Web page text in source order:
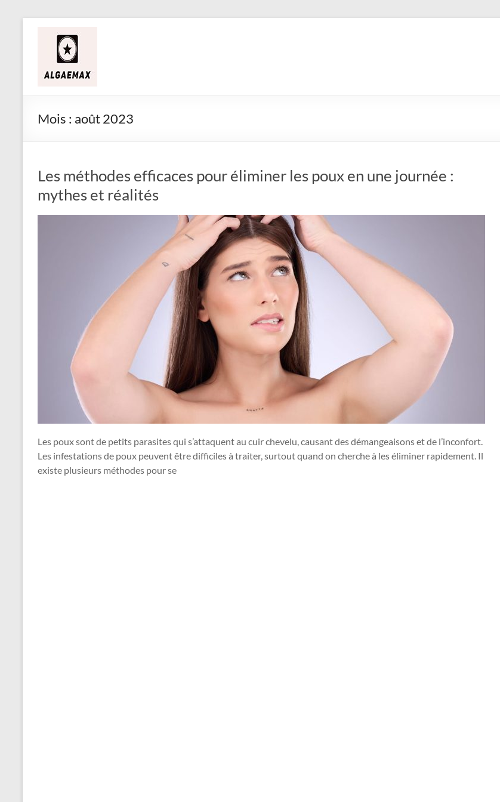
Alga
Max
Mois : août 2023
Les méthodes efficaces pour éliminer les poux en une journée :
mythes et réalités
Les poux sont de petits parasites qui s’attaquent au cuir chevelu, causant des démangeaisons et de l’inconfort.
Les infestations de poux peuvent être difficiles à traiter, surtout quand on cherche à les éliminer rapidement. Il
existe plusieurs méthodes pour se